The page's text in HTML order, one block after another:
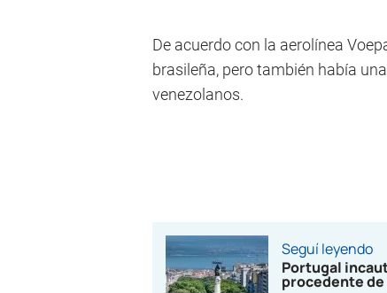
De acuerdo con la aerolínea
brasileña, pero también había
venezolanos.
Seguí leyendo
Portugal
procedente